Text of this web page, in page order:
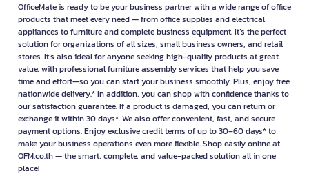
OfficeMate is ready to be your business partner with a wide range of office
products that meet every need — from office supplies and electrical
appliances to furniture and complete business equipment. It’s the perfect
solution for organizations of all sizes, small business owners, and retail
stores. It’s also ideal for anyone seeking high-quality products at great
value, with professional furniture assembly services that help you save
time and effort—so you can start your business smoothly. Plus, enjoy free
nationwide delivery.* In addition, you can shop with confidence thanks to
our satisfaction guarantee. If a product is damaged, you can return or
exchange it within 30 days*. We also offer convenient, fast, and secure
payment options. Enjoy exclusive credit terms of up to 30–60 days* to
make your business operations even more flexible. Shop easily online at
OFM.co.th — the smart, complete, and value-packed solution all in one
place!